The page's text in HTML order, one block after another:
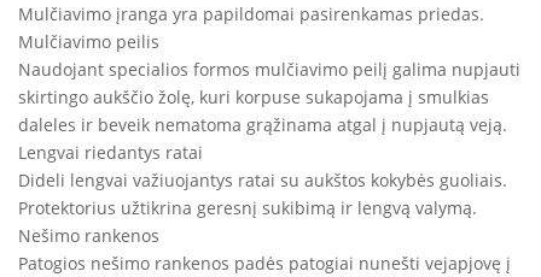
Mulčiavimo įranga yra papildomai pasirenkamas priedas.
Mulčiavimo peilis
Naudojant specialios formos mulčiavimo peilį galima nupjauti
skirtingo aukščio žolę, kuri korpuse sukapojama į smulkias
daleles ir beveik nematoma grąžinama atgal į nupjautą veją.
Lengvai riedantys ratai
Dideli lengvai važiuojantys ratai su aukštos kokybės guoliais.
Protektorius užtikrina geresnį sukibimą ir lengvą valymą.
Nešimo rankenos
Patogios nešimo rankenos padės patogiai nunešti vejapjovę į